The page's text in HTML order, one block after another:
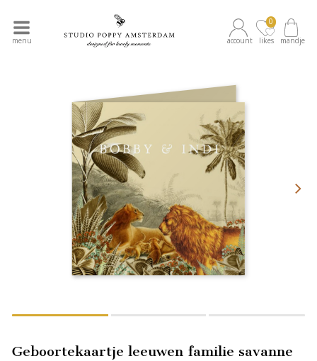
menu account likes
0
mandje
Geboortekaartje leeuwen familie savanne